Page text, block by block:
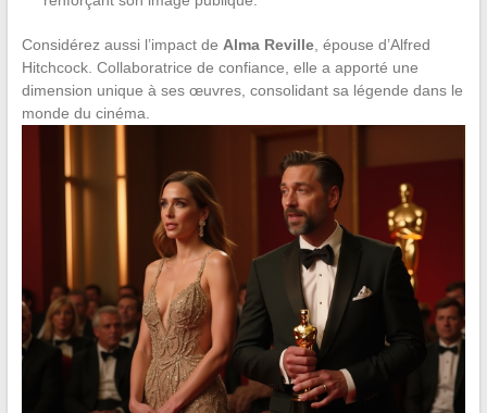
Considérez aussi l’impact de Alma Reville, épouse d’Alfred
Hitchcock. Collaboratrice de confiance, elle a apporté une
dimension unique à ses œuvres, consolidant sa légende dans le
monde du cinéma.